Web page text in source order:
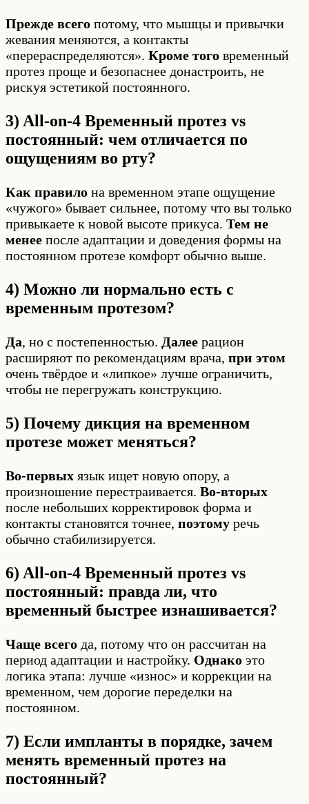
Прежде всего потому, что мышцы и привычки
жевания меняются, а контакты
«перераспределяются». Кроме того временный
протез проще и безопаснее донастроить, не
рискуя эстетикой постоянного.
3) All-on-4 Временный протез vs
постоянный: чем отличается по
ощущениям во рту?
Как правило на временном этапе ощущение
«чужого» бывает сильнее, потому что вы только
привыкаете к новой высоте прикуса. Тем не
менее после адаптации и доведения формы на
постоянном протезе комфорт обычно выше.
4) Можно ли нормально есть с
временным протезом?
Да, но с постепенностью. Далее рацион
расширяют по рекомендациям врача, при этом
очень твёрдое и «липкое» лучше ограничить,
чтобы не перегружать конструкцию.
5) Почему дикция на временном
протезе может меняться?
Во-первых язык ищет новую опору, а
произношение перестраивается. Во-вторых
после небольших корректировок форма и
контакты становятся точнее, поэтому речь
обычно стабилизируется.
6) All-on-4 Временный протез vs
постоянный: правда ли, что
временный быстрее изнашивается?
Чаще всего да, потому что он рассчитан на
период адаптации и настройку. Однако это
логика этапа: лучше «износ» и коррекции на
временном, чем дорогие переделки на
постоянном.
7) Если импланты в порядке, зачем
менять временный протез на
постоянный?